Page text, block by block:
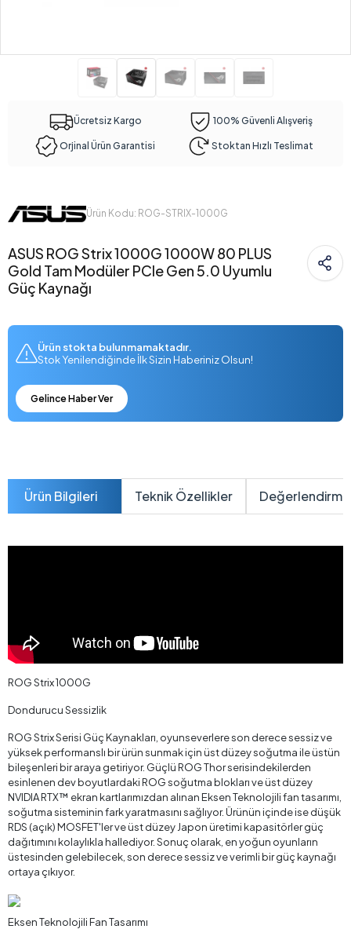
Ücretsiz Kargo 100% Güvenli Alışveriş
Orjinal Ürün Garantisi Stoktan Hızlı Teslimat
Ürün Kodu: ROG-STRIX-1000G
ASUS ROG Strix 1000G 1000W 80 PLUS
Gold Tam Modüler PCIe Gen 5.0 Uyumlu
Güç Kaynağı
Ürün stokta bulunmamaktadır.
Stok Yenilendiğinde İlk Sizin Haberiniz Olsun!
Gelince Haber Ver
Ürün Bilgileri Teknik Özellikler
ROG Strix 1000G
Dondurucu Sessizlik
ROG Strix Serisi Güç Kaynakları, oyunseverlere son derece sessiz ve
yüksek performanslı bir ürün sunmak için üst düzey soğutma ile üstün
bileşenleri bir araya getiriyor. Güçlü ROG Thor serisindekilerden
esinlenen dev boyutlardaki ROG soğutma blokları ve üst düzey
NVIDIA RTX™ ekran kartlarımızdan alınan Eksen Teknolojili fan tasarımı,
soğutma sisteminin fark yaratmasını sağlıyor. Ürünün içinde ise düşük
RDS (açık) MOSFET'ler ve üst düzey Japon üretimi kapasitörler güç
dağıtımını kolaylıkla hallediyor. Sonuç olarak, en yoğun oyunların
üstesinden gelebilecek, son derece sessiz ve verimli bir güç kaynağı
ortaya çıkıyor.
Eksen Teknolojili Fan Tasarımı